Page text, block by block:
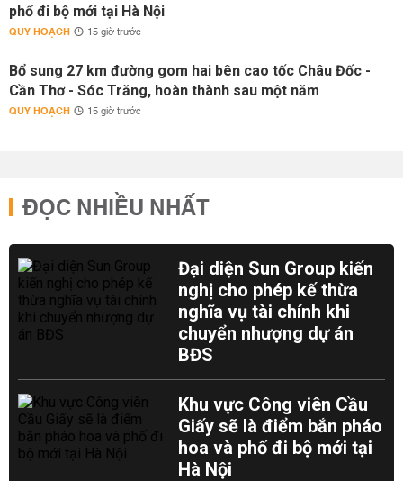
phố đi bộ mới tại Hà Nội
QUY HOẠCH 15 giờ trước
Bổ sung 27 km đường gom hai bên cao tốc Châu Đốc -
Cần Thơ - Sóc Trăng, hoàn thành sau một năm
QUY HOẠCH 15 giờ trước
ĐỌC NHIỀU NHẤT
Đại diện Sun Group kiến
nghị cho phép kế thừa
nghĩa vụ tài chính khi
chuyển nhượng dự án
BĐS
Khu vực Công viên Cầu
Giấy sẽ là điểm bắn pháo
hoa và phố đi bộ mới tại
Hà Nội